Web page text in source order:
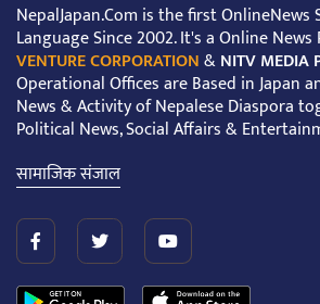
NepalJapan.Com is the first OnlineNews
Language Since 2002. It's a Online
VENTURE CORPORATION&NITV MEDIA
Operational Offices are Based in Japan
News & Activity of Nepalese Diaspora
Political News, Social Affairs &
सामाजिक संजाल